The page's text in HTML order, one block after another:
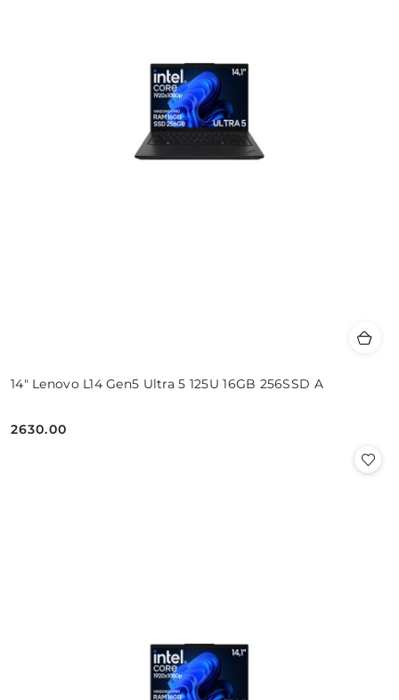
14" Lenovo L14 Gen5 Ultra 5 125U 16GB 256SSD A
Cena:
2630.00